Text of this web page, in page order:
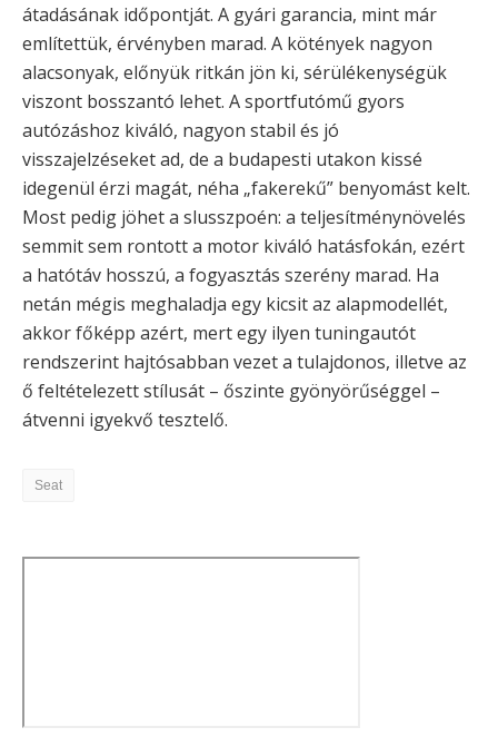
átadásának időpontját. A gyári garancia, mint már
említettük, érvényben marad. A kötények nagyon
alacsonyak, előnyük ritkán jön ki, sérülékenységük
viszont bosszantó lehet. A sportfutómű gyors
autózáshoz kiváló, nagyon stabil és jó
visszajelzéseket ad, de a budapesti utakon kissé
idegenül érzi magát, néha „fakerekű” benyomást kelt.
Most pedig jöhet a slusszpoén: a teljesítménynövelés
semmit sem rontott a motor kiváló hatásfokán, ezért
a hatótáv hosszú, a fogyasztás szerény marad. Ha
netán mégis meghaladja egy kicsit az alapmodellét,
akkor főképp azért, mert egy ilyen tuningautót
rendszerint hajtósabban vezet a tulajdonos, illetve az
ő feltételezett stílusát – őszinte gyönyörűséggel –
átvenni igyekvő tesztelő.
Seat